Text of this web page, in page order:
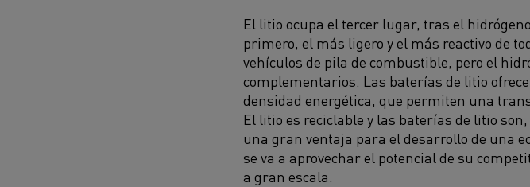
El litio ocupa el tercer lugar, tras el
primero, el más ligero y el más reactivo de
vehículos de pila de combustible, pero el
complementarios. Las baterías de litio
densidad energética, que permiten una
El litio es reciclable y las baterías de litio
una gran ventaja para el desarrollo de una
se va a aprovechar el potencial de su
a gran escala.